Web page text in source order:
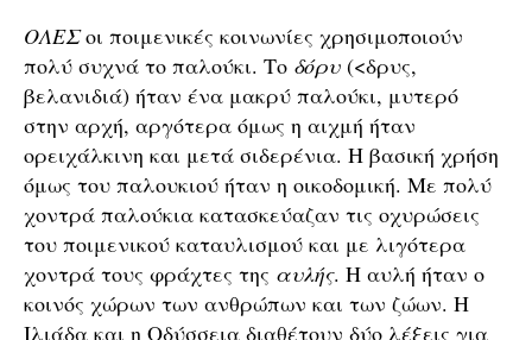
ΟΛΕΣοι ποιμενικές κοινωνίες χρησιμοποιούν
πολύ συχνά το παλούκι. Το δόρυ(<δρυς,
βελανιδιά) ήταν ένα μακρύ παλούκι, μυτερό
στην αρχή, αργότερα όμως η αιχμή ήταν
ορειχάλκινη και μετά σιδερένια. Η βασική χρήση
όμως του παλουκιού ήταν η οικοδομική. Με πολύ
χοντρά παλούκια κατασκεύαζαν τις οχυρώσεις
του ποιμενικού καταυλισμού και με λιγότερα
χοντρά τους φράχτες της αυλής. Η αυλή ήταν ο
κοινός χώρων των ανθρώπων και των ζώων. Η
Ιλιάδα και η Οδύσσεια διαθέτουν δύο λέξεις για